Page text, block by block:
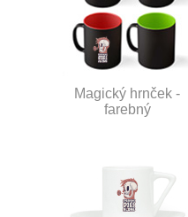
Magický hrnček -
farebný